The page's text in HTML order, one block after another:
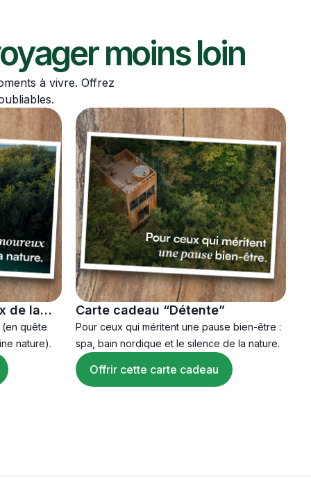
moins loin
à vivre. Offrez
de la
(en quête
nature).
Carte cadeau “Détente”
Pour ceux qui méritent une pause bien-être :
spa, bain nordique et le silence de la nature.
Offrir cette carte cadeau